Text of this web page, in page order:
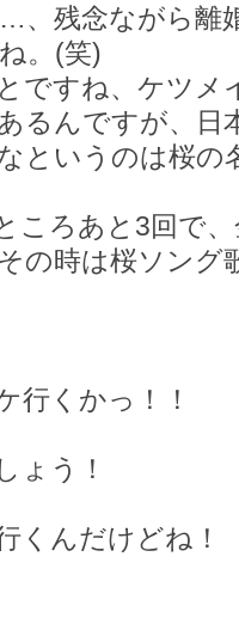
、残念ながら離
。(笑)
ですね、ケツメ
るんですが、日
というのは桜の
ころあと3回で
の時は桜ソング
行くかっ！！
ょう！
くんだけどね！